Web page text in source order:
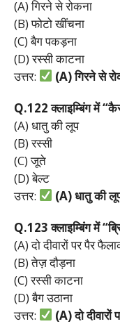
(A) गिरने से रोकना
(B) फोटो खींचना
(C) बैग पकड़ना
(D) रस्सी काटना
उत्तर:
(A)गिरनेसे
Q.122क्लाइम्बिंगमें “
(A) धातु की लूप
(B) रस्सी
(C) जूते
(D) बेल्ट
उत्तर:
(A)धातुकी
Q.123क्लाइम्बिंगमें “
(A) दो दीवारों पर पैर
(B) तेज़ दौड़ना
(C) रस्सी काटना
(D) बैग उठाना
उत्तर:
(A)दोदीवारों